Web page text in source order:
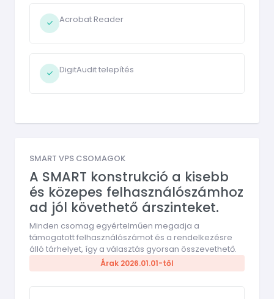
Acrobat Reader
DigitAudit telepítés
SMART VPS CSOMAGOK
A SMART konstrukció a kisebb
és közepes felhasználószámhoz
ad jól követhető árszinteket.
Minden csomag egyértelműen megadja a
támogatott felhasználószámot és a rendelkezésre
álló tárhelyet, így a választás gyorsan összevethető.
Árak 2026.01.01-től